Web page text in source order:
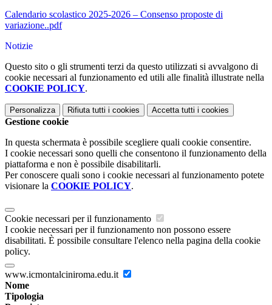
Calendario scolastico 2025-2026 – Consenso proposte di
variazione..pdf
Notizie
Questo sito o gli strumenti terzi da questo utilizzati si avvalgono di
cookie necessari al funzionamento ed utili alle finalità illustrate nella
COOKIE POLICY.
Personalizza Rifiuta tutti i cookies Accetta tutti i cookies
Gestione cookie
In questa schermata è possibile scegliere quali cookie consentire.
I cookie necessari sono quelli che consentono il funzionamento della
piattaforma e non è possibile disabilitarli.
Per conoscere quali sono i cookie necessari al funzionamento potete
visionare la COOKIE POLICY.
Cookie necessari per il funzionamento
I cookie necessari per il funzionamento non possono essere
disabilitati. È possibile consultare l'elenco nella pagina della cookie
policy.
www.icmontalciniroma.edu.it
Nome
Tipologia